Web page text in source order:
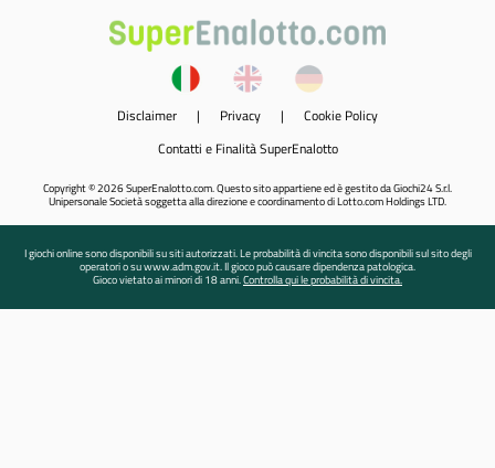
Disclaimer | Privacy | Cookie Policy
Contatti e Finalità SuperEnalotto
Copyright © 2026 SuperEnalotto.com. Questo sito appartiene ed è gestito da Giochi24 S.r.l.
Unipersonale Società soggetta alla direzione e coordinamento di Lotto.com Holdings LTD.
I giochi online sono disponibili su siti autorizzati. Le probabilità di vincita sono disponibili sul sito degli
operatori o su www.adm.gov.it. Il gioco può causare dipendenza patologica.
Gioco vietato ai minori di 18 anni.Controlla qui le probabilità di vincita.